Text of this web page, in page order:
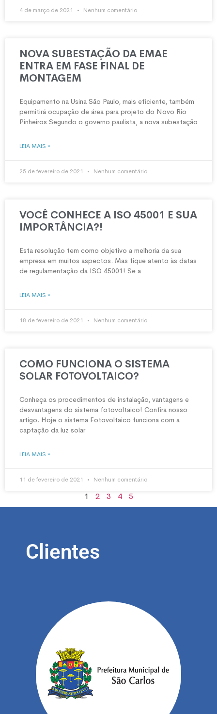
4 de março de 2021 Nenhum comentário
NOVA SUBESTAÇÃO DA EMAE
ENTRA EM FASE FINAL DE
MONTAGEM
Equipamento na Usina São Paulo, mais eficiente, também
permitirá ocupação de área para projeto do Novo Rio
Pinheiros Segundo o governo paulista, a nova subestação
LEIA MAIS »
25 de fevereiro de 2021 Nenhum comentário
VOCÊ CONHECE A ISO 45001 E SUA
IMPORTÂNCIA?!
Esta resolução tem como objetivo a melhoria da sua
empresa em muitos aspectos. Mas fique atento às datas
de regulamentação da ISO 45001! Se a
LEIA MAIS »
18 de fevereiro de 2021 Nenhum comentário
COMO FUNCIONA O SISTEMA
SOLAR FOTOVOLTAICO?
Conheça os procedimentos de instalação, vantagens e
desvantagens do sistema fotovoltaico! Confira nosso
artigo. Hoje o sistema Fotovoltaico funciona com a
captação da luz solar
LEIA MAIS »
11 de fevereiro de 2021 Nenhum comentário
1 2 3 4 5
Clientes